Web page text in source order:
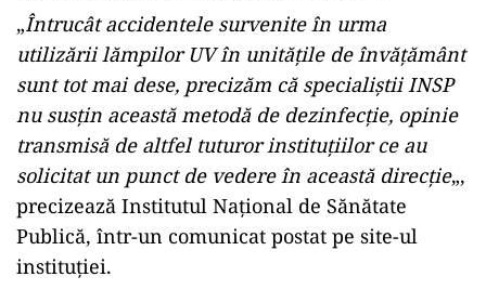
„Întrucât accidentele survenite în urma
utilizării lămpilor UV în unităţile de învăţământ
sunt tot mai dese, precizăm că specialiştii INSP
nu susţin această metodă de dezinfecţie, opinie
transmisă de altfel tuturor instituţiilor ce au
solicitat un punct de vedere în această direcţie„,
precizează Institutul Naţional de Sănătate
Publică, într-un comunicat postat pe site-ul
instituţiei.